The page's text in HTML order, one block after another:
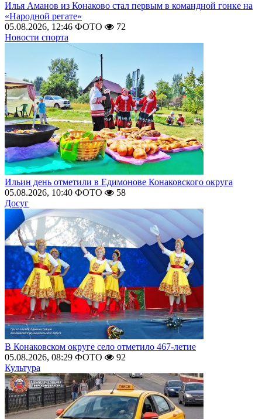
Илья Аманов из Конаково стал первым в командной гонке на
«Народной регате»
05.08.2026, 12:46 ФОТО
72
Новости спорта
Ильин день отметили в Едимонове Конаковского округа
05.08.2026, 10:40 ФОТО
58
Досуг
В Конаковском округе село отметило 467-летие
05.08.2026, 08:29 ФОТО
92
Культура